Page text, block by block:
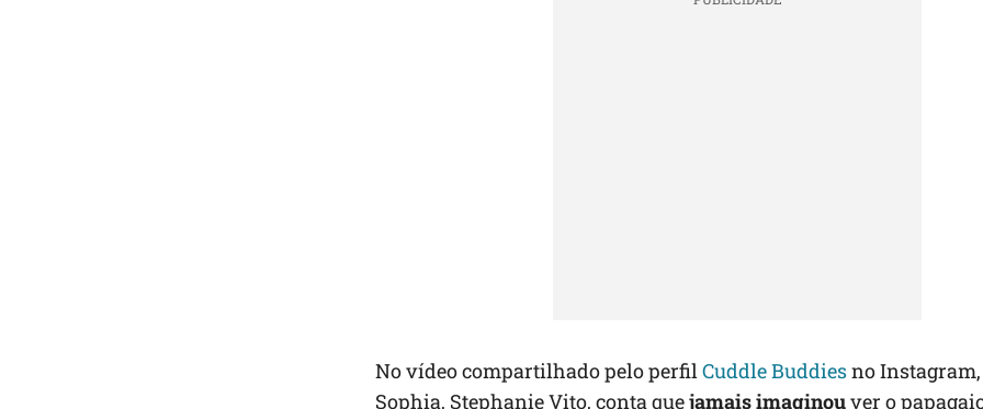
No vídeo compartilhado pelo perfilCuddle Buddiesno Instagram,
Sophia, Stephanie Vito, conta quejamais imaginouver o